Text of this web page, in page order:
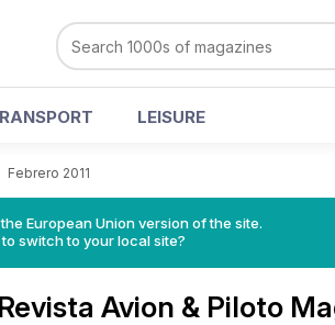
LEISURE
Febrero 2011
European Union version of the site.
switch to your local site?
Revista Avion & Piloto